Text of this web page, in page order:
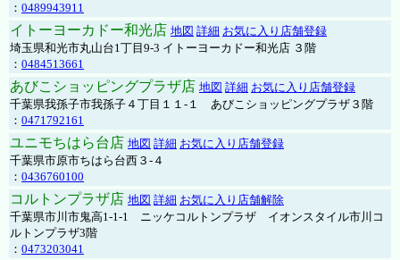
： 0489943911
イトーヨーカドー和光店 地図 詳細 お気に入り店舗登録
埼玉県和光市丸山台1丁目9-3 イトーヨーカドー和光店 ３階
： 0484513661
あびこショッピングプラザ店 地図 詳細 お気に入り店舗登録
千葉県我孫子市我孫子４丁目１１-１ あびこショッピングプラザ３階
： 0471792161
ユニモちはら台店 地図 詳細 お気に入り店舗登録
千葉県市原市ちはら台西３-４
： 0436760100
コルトンプラザ店 地図 詳細 お気に入り店舗解除
千葉県市川市鬼高1-1-1 ニッケコルトンプラザ イオンスタイル市川コ
ルトンプラザ3階
： 0473203041